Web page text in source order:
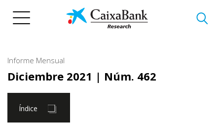
Informe Mensual
Diciembre 2021 | Núm. 462
Índice